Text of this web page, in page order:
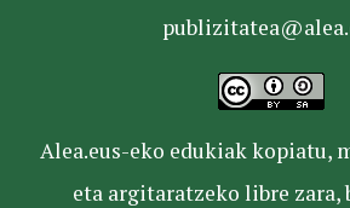
Alea.eus-eko edukiak kopiatu,
eta argitaratzeko libre zara,